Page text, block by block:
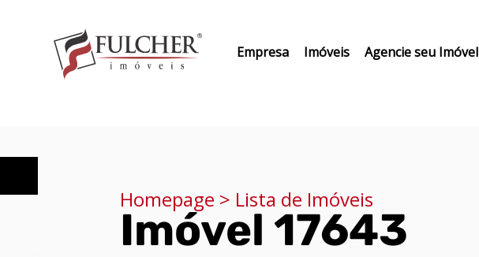
Empresa Imóveis Agencie seu Imóvel
Homepage > Lista de Imóveis
Imóvel 17643